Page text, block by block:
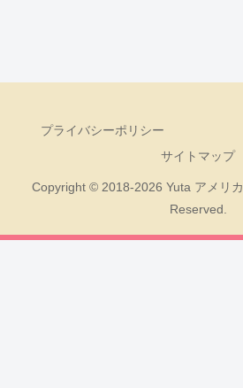
プライバシーポリシー
サイトマップ
Copyright © 2018-2026 Yuta アメリ
Reserved.